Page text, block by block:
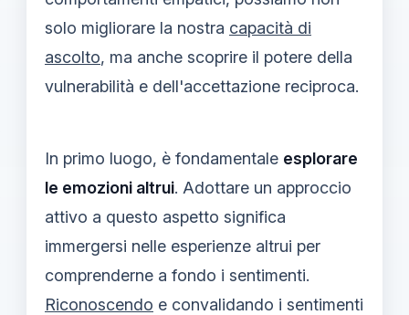
solo migliorare la nostra capacità di
ascolto, ma anche scoprire il potere della
vulnerabilità e dell'accettazione reciproca.
In primo luogo, è fondamentale esplorare
le emozioni altrui. Adottare un approccio
attivo a questo aspetto significa
immergersi nelle esperienze altrui per
comprenderne a fondo i sentimenti.
Riconoscendo e convalidando i sentimenti